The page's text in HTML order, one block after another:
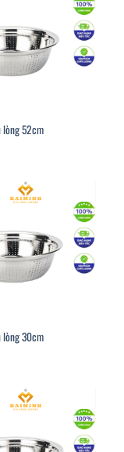
lòng 52cm
lòng 30cm